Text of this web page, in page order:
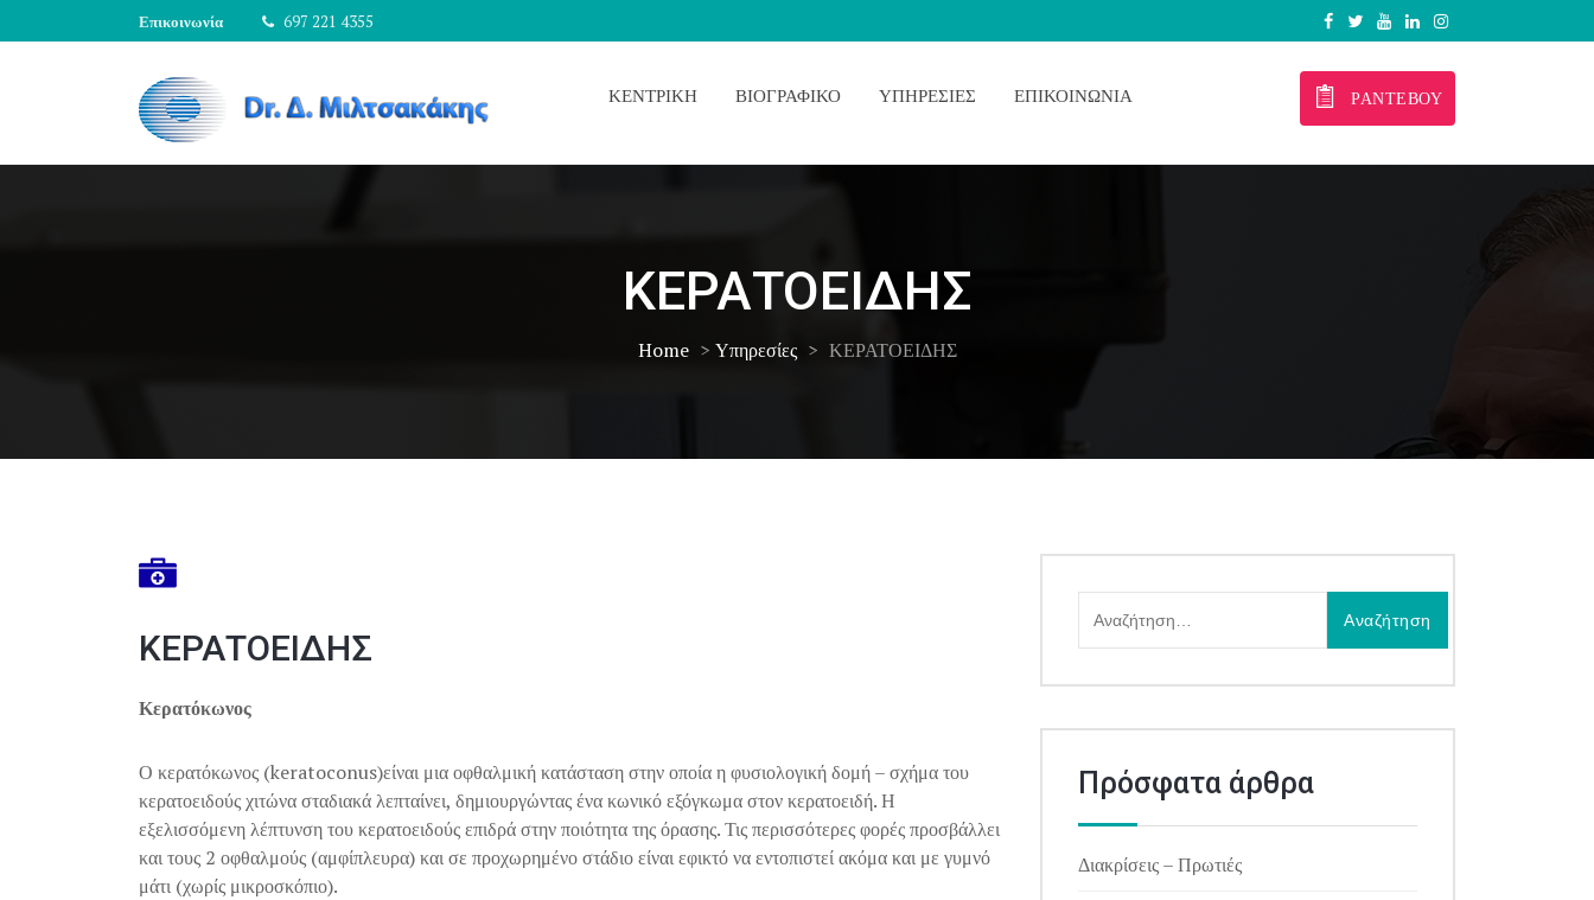
to
Επικοινωνία 697 221 4355
Dr Δημήτριος Μιλτσακάκης
ΚΕΝΤΡΙΚΉ ΒΙΟΓΡΑΦΙΚΌ ΥΠΗΡΕΣΊΕΣ ΕΠΙΚΟΙΝΩΝΊΑ ΡΑΝΤΕΒΟΎ
ΚΕΡΑΤΟΕΙΔΗΣ
Home > Υπηρεσίες > ΚΕΡΑΤΟΕΙΔΗΣ
ΚΕΡΑΤΟΕΙΔΗΣ
Κερατόκωνος
Ο κερατόκωνος (keratoconus)είναι μια οφθαλμική κατάσταση στην οποία η φυσιολογική δομή – σχήμα του
κερατοειδούς χιτώνα σταδιακά λεπταίνει, δημιουργώντας ένα κωνικό εξόγκωμα στον κερατοειδή. Η
εξελισσόμενη λέπτυνση του κερατοειδούς επιδρά στην ποιότητα της όρασης. Τις περισσότερες φορές προσβάλλει
και τους 2 οφθαλμούς (αμφίπλευρα) και σε προχωρημένο στάδιο είναι εφικτό να εντοπιστεί ακόμα και με γυμνό
μάτι (χωρίς μικροσκόπιο).
για:
Πρόσφατα άρθρα
Διακρίσεις – Πρωτιές